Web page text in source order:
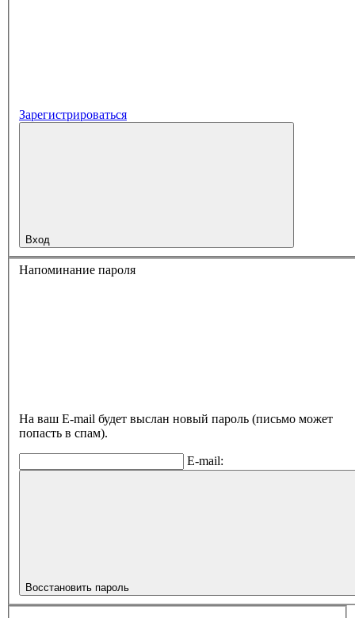
Зарегистрироваться
Вход
Напоминание пароля
На ваш E-mail будет выслан новый пароль (письмо может
попасть в спам).
E-mail:
Восстановить пароль